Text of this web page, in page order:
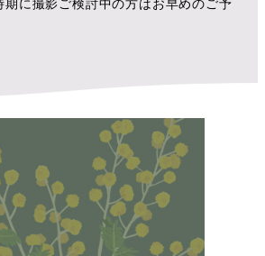
に撮影ご検討中の方はお早めのご予